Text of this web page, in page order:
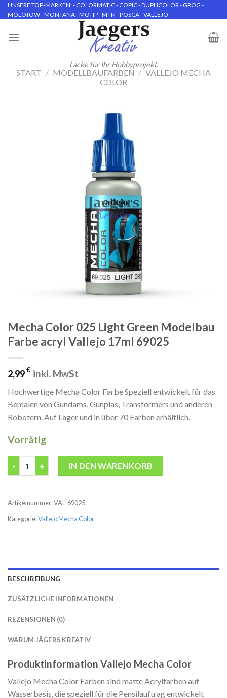
Skip
to
UNSERE TOP-MARKEN: - COLORMATIC - COPIC - DUPLICOLOR - GROG -
MOLOTOW - MONTANA - MOTIP - MTN - POSCA - VALLEJO -
Lacke für Ihr Hobbyprojekt.
START / MODELLBAUFARBEN / VALLEJO MECHA
COLOR
Mecha Color 025 Light Green Modelbau
Farbe acryl Vallejo 17ml 69025
2,99€ inkl. MwSt
Hochwertige Mecha Color Farbe Speziell entwickelt für das
Bemalen von Gundams, Gunplas, Transformers und anderen
Robotern. Auf Lager und in über 70 Farben erhältlich.
Vorrätig
IN DEN WARENKORB
Artikelnummer:VAL-69025
Kategorie:Vallejo Mecha Color
BESCHREIBUNG
ZUSÄTZLICHE INFORMATIONEN
REZENSIONEN (0)
WARUM JÄGERS KREATIV
Produktinformation Vallejo Mecha Color
Vallejo Mecha Color Farben sind matte Acrylfarben auf
Wasserbasis, die speziell für die Pensilauftrag entwickelt